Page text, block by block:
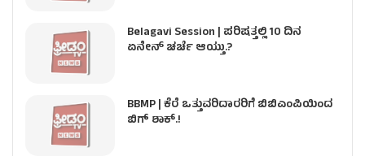
Belagavi Session | ಪರಿಷತ್ತಲ್ಲಿ 10 ದಿನ
ಏನೇನ್ ಚರ್ಚೆ ಆಯ್ತು.?
BBMP | ಕೆರೆ ಒತ್ತುವರಿದಾರರಿಗೆ ಬಿಬಿಎಂಪಿಯಿಂದ
ಬಿಗ್​ ಶಾಕ್​​.!